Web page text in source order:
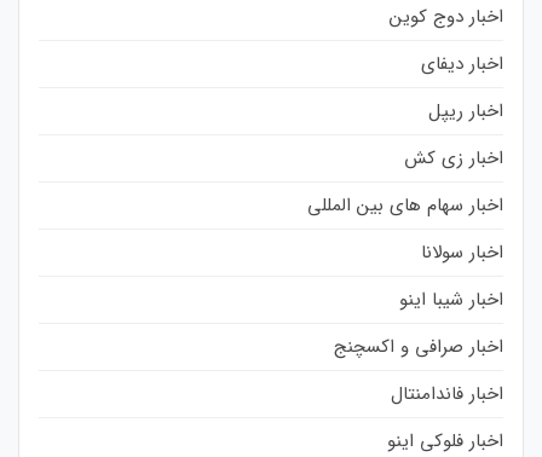
اخبار دوج کوین
اخبار دیفای
اخبار ریپل
اخبار زی کش
اخبار سهام های بین المللی
اخبار سولانا
اخبار شیبا اینو
اخبار صرافی و اکسچنج
اخبار فاندامنتال
اخبار فلوکی اینو